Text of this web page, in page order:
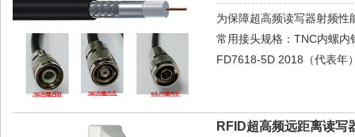
为保障超高频读写器射频
常用接头规格：TNC内螺
FD7618-5D 2018（代表年
RFID超高频远距离读写